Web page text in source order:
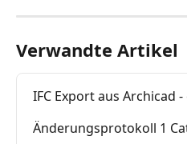
Verwandte Artikel
IFC Export aus Archicad
Änderungsprotokoll 1